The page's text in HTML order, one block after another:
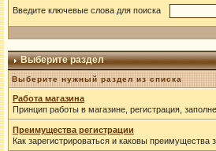
Введите ключевые слова для поиска
Выберите раздел
Выберите нужный раздел из списка
Работа магазина
Принцип работы в магазине, регистрация,
Преимущества регистрации
Как зарегистрироваться и каковы преимущества